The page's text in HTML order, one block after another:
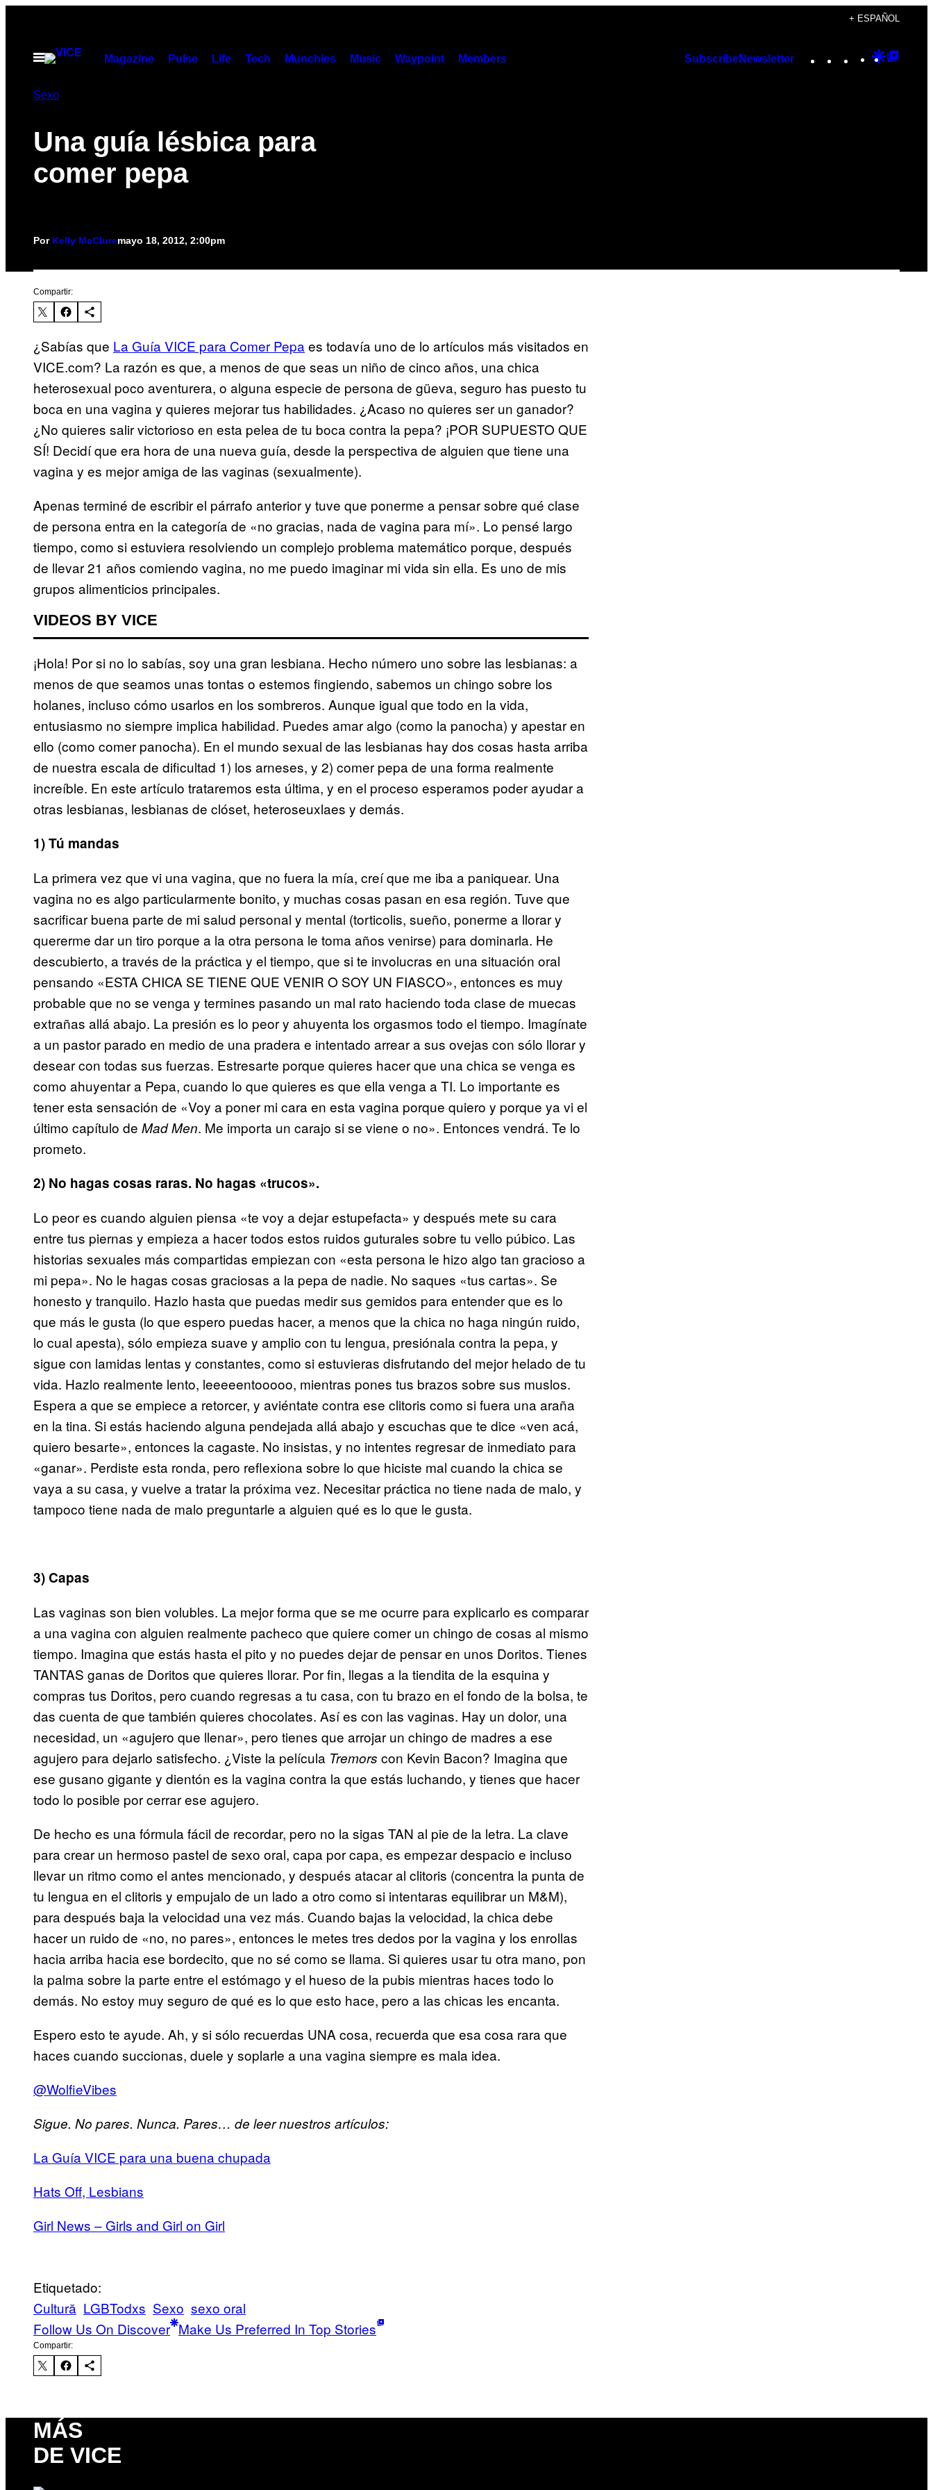
contenido
+ ESPAÑOL
Abrir
Magazine Pulse Life Tech Munchies Music Waypoint Members SubscribeNewsletter Instagram
TikTok
YouTube
Google
Sexo
Una guía lésbica para
comer pepa
Por Kelly McCluremayo 18, 2012, 2:00pm
Compartir:
¿Sabías que La Guía VICE para Comer Pepa es todavía uno de lo artículos más visitados en
VICE.com? La razón es que, a menos de que seas un niño de cinco años, una chica
heterosexual poco aventurera, o alguna especie de persona de güeva, seguro has puesto tu
boca en una vagina y quieres mejorar tus habilidades. ¿Acaso no quieres ser un ganador?
¿No quieres salir victorioso en esta pelea de tu boca contra la pepa? ¡POR SUPUESTO QUE
SÍ! Decidí que era hora de una nueva guía, desde la perspectiva de alguien que tiene una
vagina y es mejor amiga de las vaginas (sexualmente).
Apenas terminé de escribir el párrafo anterior y tuve que ponerme a pensar sobre qué clase
de persona entra en la categoría de «no gracias, nada de vagina para mí». Lo pensé largo
tiempo, como si estuviera resolviendo un complejo problema matemático porque, después
de llevar 21 años comiendo vagina, no me puedo imaginar mi vida sin ella. Es uno de mis
grupos alimenticios principales.
VIDEOS BY VICE
¡Hola! Por si no lo sabías, soy una gran lesbiana. Hecho número uno sobre las lesbianas: a
menos de que seamos unas tontas o estemos fingiendo, sabemos un chingo sobre los
holanes, incluso cómo usarlos en los sombreros. Aunque igual que todo en la vida,
entusiasmo no siempre implica habilidad. Puedes amar algo (como la panocha) y apestar en
ello (como comer panocha). En el mundo sexual de las lesbianas hay dos cosas hasta arriba
de nuestra escala de dificultad 1) los arneses, y 2) comer pepa de una forma realmente
increíble. En este artículo trataremos esta última, y en el proceso esperamos poder ayudar a
otras lesbianas, lesbianas de clóset, heteroseuxlaes y demás.
1) Tú mandas
La primera vez que vi una vagina, que no fuera la mía, creí que me iba a paniquear. Una
vagina no es algo particularmente bonito, y muchas cosas pasan en esa región. Tuve que
sacrificar buena parte de mi salud personal y mental (torticolis, sueño, ponerme a llorar y
quererme dar un tiro porque a la otra persona le toma años venirse) para dominarla. He
descubierto, a través de la práctica y el tiempo, que si te involucras en una situación oral
pensando «ESTA CHICA SE TIENE QUE VENIR O SOY UN FIASCO», entonces es muy
probable que no se venga y termines pasando un mal rato haciendo toda clase de muecas
extrañas allá abajo. La presión es lo peor y ahuyenta los orgasmos todo el tiempo. Imagínate
a un pastor parado en medio de una pradera e intentado arrear a sus ovejas con sólo llorar y
desear con todas sus fuerzas. Estresarte porque quieres hacer que una chica se venga es
como ahuyentar a Pepa, cuando lo que quieres es que ella venga a TI. Lo importante es
tener esta sensación de «Voy a poner mi cara en esta vagina porque quiero y porque ya vi el
último capítulo de Mad Men. Me importa un carajo si se viene o no». Entonces vendrá. Te lo
prometo.
2) No hagas cosas raras. No hagas «trucos».
Lo peor es cuando alguien piensa «te voy a dejar estupefacta» y después mete su cara
entre tus piernas y empieza a hacer todos estos ruidos guturales sobre tu vello púbico. Las
historias sexuales más compartidas empiezan con «esta persona le hizo algo tan gracioso a
mi pepa». No le hagas cosas graciosas a la pepa de nadie. No saques «tus cartas». Se
honesto y tranquilo. Hazlo hasta que puedas medir sus gemidos para entender que es lo
que más le gusta (lo que espero puedas hacer, a menos que la chica no haga ningún ruido,
lo cual apesta), sólo empieza suave y amplio con tu lengua, presiónala contra la pepa, y
sigue con lamidas lentas y constantes, como si estuvieras disfrutando del mejor helado de tu
vida. Hazlo realmente lento, leeeeentooooo, mientras pones tus brazos sobre sus muslos.
Espera a que se empiece a retorcer, y aviéntate contra ese clitoris como si fuera una araña
en la tina. Si estás haciendo alguna pendejada allá abajo y escuchas que te dice «ven acá,
quiero besarte», entonces la cagaste. No insistas, y no intentes regresar de inmediato para
«ganar». Perdiste esta ronda, pero reflexiona sobre lo que hiciste mal cuando la chica se
vaya a su casa, y vuelve a tratar la próxima vez. Necesitar práctica no tiene nada de malo, y
tampoco tiene nada de malo preguntarle a alguien qué es lo que le gusta.
3) Capas
Las vaginas son bien volubles. La mejor forma que se me ocurre para explicarlo es comparar
a una vagina con alguien realmente pacheco que quiere comer un chingo de cosas al mismo
tiempo. Imagina que estás hasta el pito y no puedes dejar de pensar en unos Doritos. Tienes
TANTAS ganas de Doritos que quieres llorar. Por fin, llegas a la tiendita de la esquina y
compras tus Doritos, pero cuando regresas a tu casa, con tu brazo en el fondo de la bolsa, te
das cuenta de que también quieres chocolates. Así es con las vaginas. Hay un dolor, una
necesidad, un «agujero que llenar», pero tienes que arrojar un chingo de madres a ese
agujero para dejarlo satisfecho. ¿Viste la película Tremors con Kevin Bacon? Imagina que
ese gusano gigante y dientón es la vagina contra la que estás luchando, y tienes que hacer
todo lo posible por cerrar ese agujero.
De hecho es una fórmula fácil de recordar, pero no la sigas TAN al pie de la letra. La clave
para crear un hermoso pastel de sexo oral, capa por capa, es empezar despacio e incluso
llevar un ritmo como el antes mencionado, y después atacar al clitoris (concentra la punta de
tu lengua en el clitoris y empujalo de un lado a otro como si intentaras equilibrar un M&M),
para después baja la velocidad una vez más. Cuando bajas la velocidad, la chica debe
hacer un ruido de «no, no pares», entonces le metes tres dedos por la vagina y los enrollas
hacia arriba hacia ese bordecito, que no sé como se llama. Si quieres usar tu otra mano, pon
la palma sobre la parte entre el estómago y el hueso de la pubis mientras haces todo lo
demás. No estoy muy seguro de qué es lo que esto hace, pero a las chicas les encanta.
Espero esto te ayude. Ah, y si sólo recuerdas UNA cosa, recuerda que esa cosa rara que
haces cuando succionas, duele y soplarle a una vagina siempre es mala idea.
@WolfieVibes
Sigue. No pares. Nunca. Pares… de leer nuestros artículos:
La Guía VICE para una buena chupada
Hats Off, Lesbians
Girl News – Girls and Girl on Girl
Etiquetado:
Cultură LGBTodxs Sexo sexo oral
Follow Us On Discover Make Us Preferred In Top Stories
Compartir:
MÁS
DE VICE